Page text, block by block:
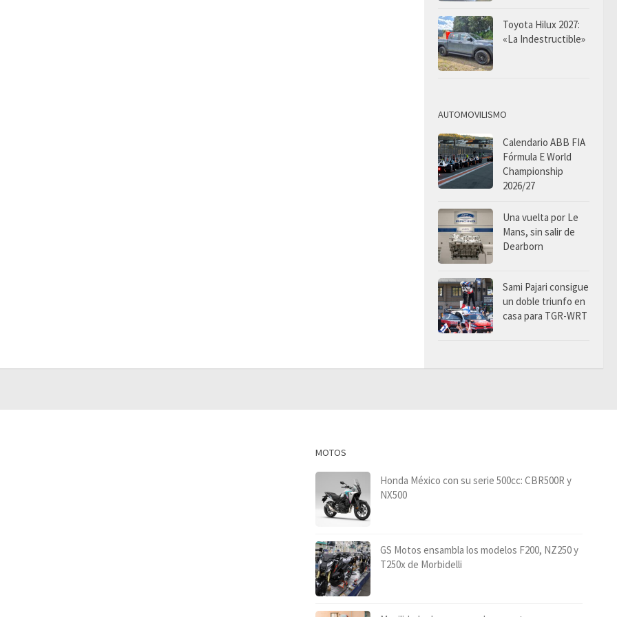
Toyota Hilux 2027:
«La Indestructible»
AUTOMOVILISMO
Calendario ABB FIA
Fórmula E World
Championship
2026/27
Una vuelta por Le
Mans, sin salir de
Dearborn
Sami Pajari consigue
un doble triunfo en
casa para TGR-WRT
MOTOS
Honda México con su serie 500cc: CBR500R y
NX500
GS Motos ensambla los modelos F200, NZ250 y
T250x de Morbidelli